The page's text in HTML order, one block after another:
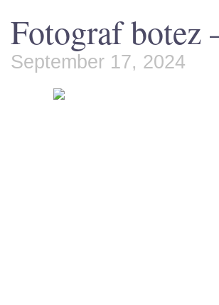
Fotograf botez
September 17, 2024